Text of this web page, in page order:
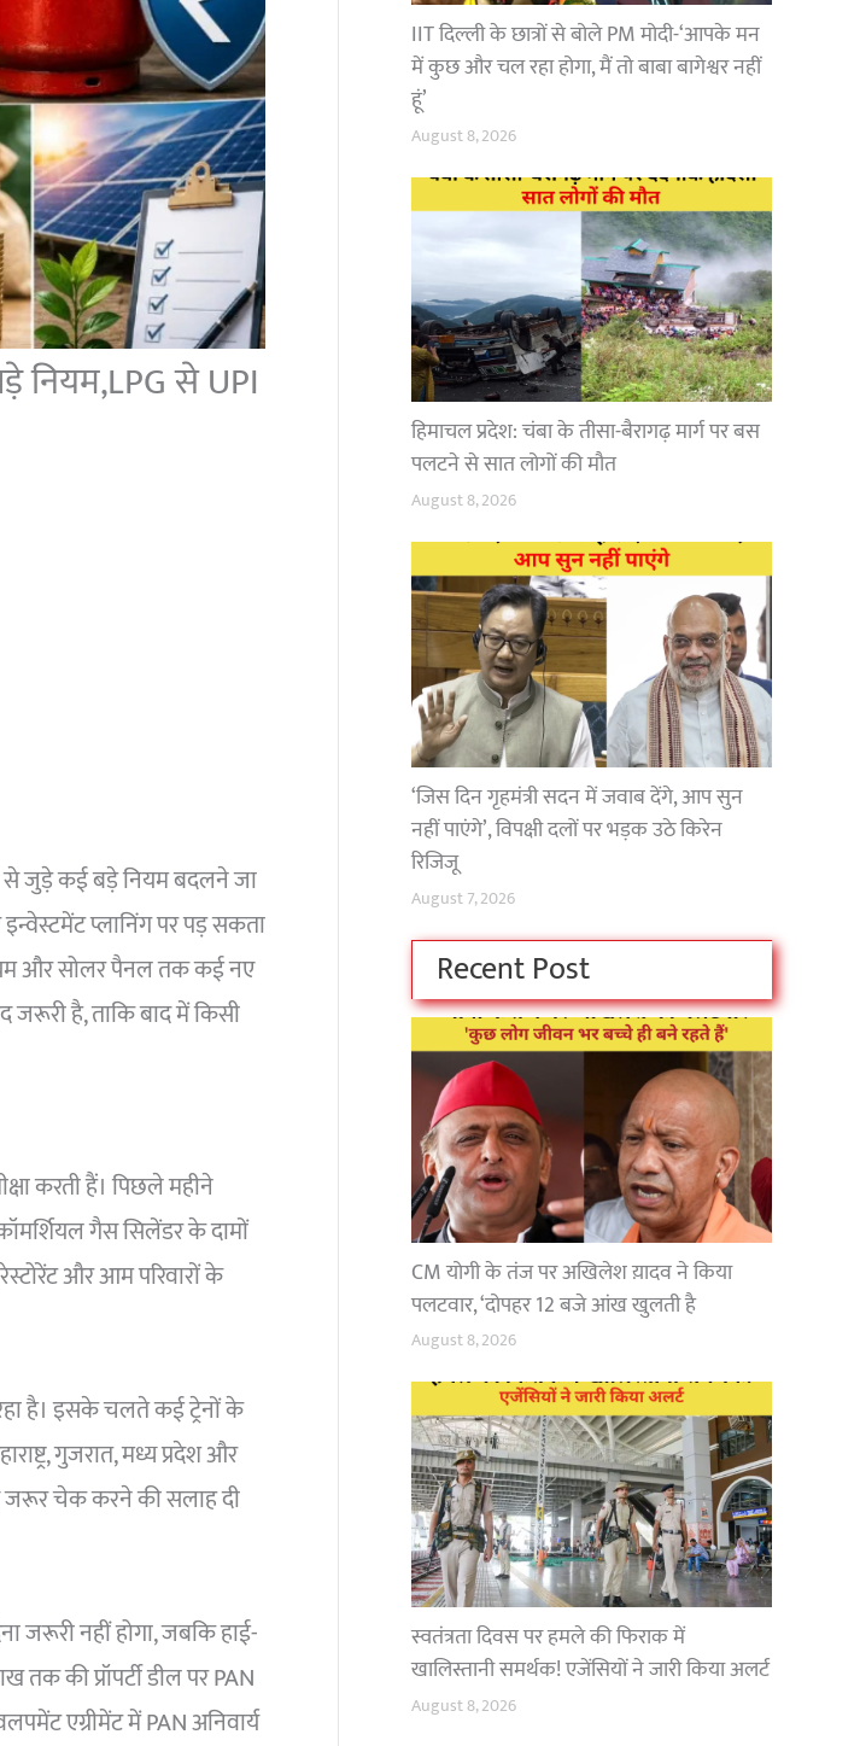
से UPI
से जुड़े कई बड़े नियम बदलने जा
प्लानिंग पर पड़ सकता
और सोलर पैनल तक कई नए
जरूरी है, ताकि बाद में किसी
करती हैं। पिछले महीने
गैस सिलेंडर के दामों
और आम परिवारों के
है। इसके चलते कई ट्रेनों के
गुजरात, मध्य प्रदेश और
जरूर चेक करने की सलाह दी
जरूरी नहीं होगा, जबकि हाई-
की प्रॉपर्टी डील पर PAN
एग्रीमेंट में PAN अनिवार्य
IIT दिल्ली के छात्रों से बोले PM मोदी-‘आपके मन
में कुछ और चल रहा होगा, मैं तो बाबा बागेश्वर नहीं
हूं’
August 8, 2026
हिमाचल प्रदेश: चंबा के तीसा-बैरागढ़ मार्ग पर बस
पलटने से सात लोगों की मौत
August 8, 2026
‘जिस दिन गृहमंत्री सदन में जवाब देंगे, आप सुन
नहीं पाएंगे’, विपक्षी दलों पर भड़क उठे किरेन
रिजिजू
August 7, 2026
Recent Post
CM योगी के तंज पर अखिलेश य़ादव ने किया
पलटवार, ‘दोपहर 12 बजे आंख खुलती है
August 8, 2026
स्वतंत्रता दिवस पर हमले की फिराक में
खालिस्तानी समर्थक! एजेंसियों ने जारी किया अलर्ट
August 8, 2026